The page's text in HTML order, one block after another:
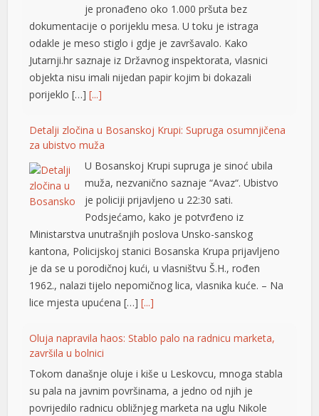
je pronađeno oko 1.000 pršuta bez
dokumentacije o porijeklu mesa. U toku je istraga
odakle je meso stiglo i gdje je završavalo. Kako
Jutarnji.hr saznaje iz Državnog inspektorata, vlasnici
objekta nisu imali nijedan papir kojim bi dokazali
porijeklo […][...]
Detalji zločina u Bosanskoj Krupi: Supruga osumnjičena
za ubistvo muža
U Bosanskoj Krupi supruga je sinoć ubila
muža, nezvanično saznaje “Avaz“. Ubistvo
je policiji prijavljeno u 22:30 sati.
Podsjećamo, kako je potvrđeno iz
Ministarstva unutrašnjih poslova Unsko-sanskog
kantona, Policijskoj stanici Bosanska Krupa prijavljeno
je da se u porodičnoj kući, u vlasništvu Š.H., rođen
1962., nalazi tijelo nepomičnog lica, vlasnika kuće. – Na
lice mjesta upućena […][...]
Oluja napravila haos: Stablo palo na radnicu marketa,
završila u bolnici
Tokom današnje oluje i kiše u Leskovcu, mnoga stabla
su pala na javnim površinama, a jedno od njih je
povrijedilo radnicu obližnjeg marketa na uglu Nikole